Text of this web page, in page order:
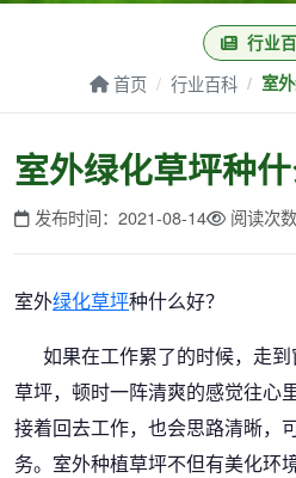
行业
首页 行业百科 室
室外绿化草坪种什
发布时间：2021-08-14 阅读次
室外绿化草坪种什么好？
如果在工作累了的时候，走到
草坪，顿时一阵清爽的感觉往心
接着回去工作，也会思路清晰，
务。室外种植草坪不但有美化环